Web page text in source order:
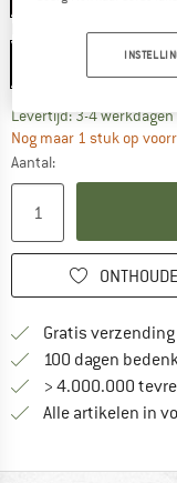
Levertijd: 3-4 werkdagen
Nog maar 1 stuk op
Aantal:
Gratis
100 dagen
> 4.000.000
Alle artikelen in